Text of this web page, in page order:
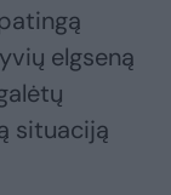
elgseną
situaciją